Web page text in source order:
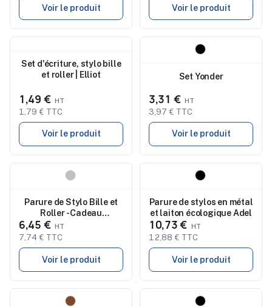
Voir le produit Voir le produit
Set d'écriture, stylo bille
et roller | Elliot
1,49 €
1,79 € TTC
Voir le produit
Set Yonder
3,31 €
3,97 € TTC
Voir le produit
Parure de Stylo Bille et
Roller - Cadeau
d'Entreprise Fritz
6,45 €
7,74 € TTC
Voir le produit
Parure de stylos en métal
et laiton écologique Adel
10,73 €
12,88 € TTC
Voir le produit